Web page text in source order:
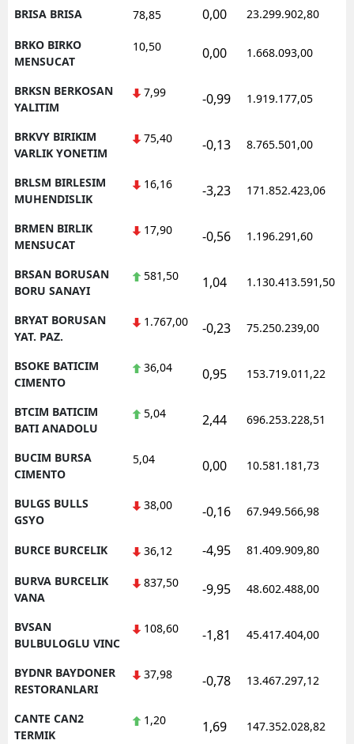
BRISA BRISA 78,85 0,00 23.299.902,80
BRKO BIRKO
MENSUCAT
10,50 0,00 1.668.093,00
BRKSN BERKOSAN
YALITIM
7,99 -0,99 1.919.177,05
BRKVY BIRIKIM
VARLIK YONETIM
75,40 -0,13 8.765.501,00
BRLSM BIRLESIM
MUHENDISLIK
16,16 -3,23 171.852.423,06
BRMEN BIRLIK
MENSUCAT
17,90 -0,56 1.196.291,60
BRSAN BORUSAN
BORU SANAYI
581,50 1,04 1.130.413.591,50
BRYAT BORUSAN
YAT. PAZ.
1.767,00 -0,23 75.250.239,00
BSOKE BATICIM
CIMENTO
36,04 0,95 153.719.011,22
BTCIM BATICIM
BATI ANADOLU
5,04 2,44 696.253.228,51
BUCIM BURSA
CIMENTO
5,04 0,00 10.581.181,73
BULGS BULLS
GSYO
38,00 -0,16 67.949.566,98
BURCE BURCELIK 36,12 -4,95 81.409.909,80
BURVA BURCELIK
VANA
837,50 -9,95 48.602.488,00
BVSAN
BULBULOGLU VINC
108,60 -1,81 45.417.404,00
BYDNR BAYDONER
RESTORANLARI
37,98 -0,78 13.467.297,12
CANTE CAN2
TERMIK
1,20 1,69 147.352.028,82